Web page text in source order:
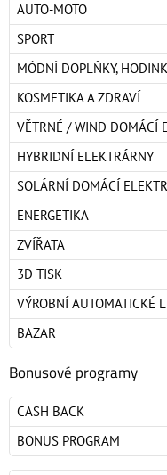
AUTO-MOTO
SPORT
MÓDNÍ DOPLŇKY,
KOSMETIKA A ZDRAVÍ
VĚTRNÉ / WIND DOMÁCÍ
HYBRIDNÍ ELEKTRÁRNY
SOLÁRNÍ DOMÁCÍ
ENERGETIKA
ZVÍŘATA
3D TISK
VÝROBNÍ AUTOMATICKÉ
BAZAR
Bonusové programy
CASH BACK
BONUS PROGRAM